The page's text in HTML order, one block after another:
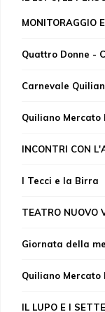
MONITORAGGIO
Quattro Donne -
Carnevale
Quiliano Mercato
INCONTRI CON
I Tecci e la Birra
TEATRO NUOVO
Giornata della
Quiliano Mercato
IL LUPO E I